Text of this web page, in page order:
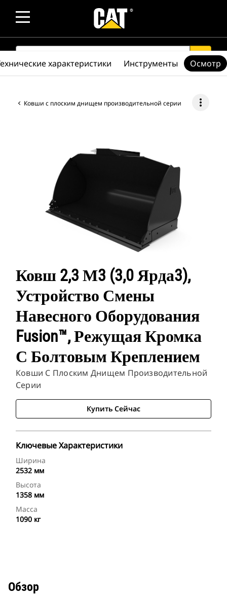
SEARCH search
Ковши с плоским днищем производительной серии more_vert
Ковш 2,3 М3 (3,0 Ярда3),
Устройство Смены
Навесного Оборудования
Fusion™, Режущая Кромка
С Болтовым Креплением
Ковши С Плоским Днищем Производительной
Серии
Купить Сейчас
Ключевые Характеристики
Ширина
2532 мм
Высота
1358 мм
Масса
1090 кг
характеристики Инструменты Осмотр
Обзор